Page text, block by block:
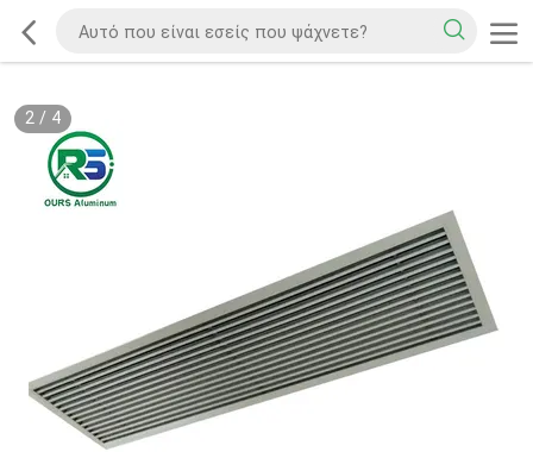
2/ 4